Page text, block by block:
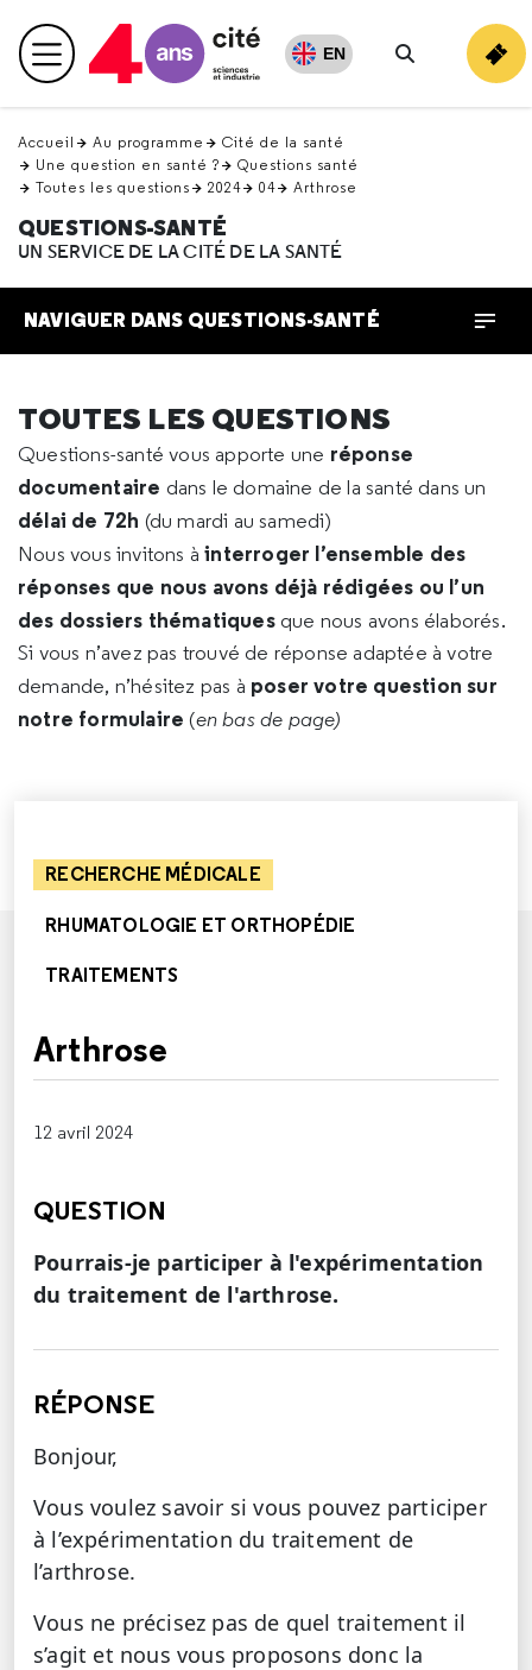
en
haut Menu principal EN
Rechercher
Accueil Au programme
Cité de la santé
Une question en santé ?
Questions santé
Toutes les questions
2024 04 Arthrose
QUESTIONS-SANTÉ
UN SERVICE DE LA CITÉ DE LA SANTÉ
NAVIGUER DANS QUESTIONS-SANTÉ
TOUTES LES QUESTIONS
Questions-santé vous apporte une réponse
documentaire dans le domaine de la santé dans un
délai de 72h (du mardi au samedi)
Nous vous invitons àinterroger l’ensemble des
réponses que nous avons déjà rédigées ou l’un
des dossiers thématiques que nous avons élaborés.
Si vous n’avez pas trouvé de réponse adaptée à votre
demande, n’hésitez pas à poser votre question sur
notre formulaire (en bas de page)
RECHERCHE MÉDICALE
RHUMATOLOGIE ET ORTHOPÉDIE
TRAITEMENTS
Arthrose
12 avril 2024
QUESTION
Pourrais-je participer à l'expérimentation
du traitement de l'arthrose.
RÉPONSE
Bonjour,
Vous voulez savoir si vous pouvez participer
à l’expérimentation du traitement de
l’arthrose.
Vous ne précisez pas de quel traitement il
s’agit et nous vous proposons donc la